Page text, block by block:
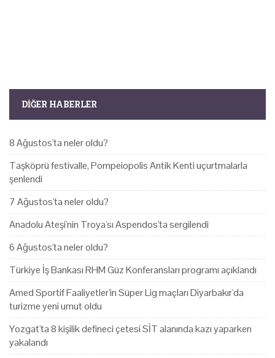
DIĞER HABERLER
8 Ağustos'ta neler oldu?
Taşköprü festivalle, Pompeiopolis Antik Kenti uçurtmalarla
şenlendi
7 Ağustos'ta neler oldu?
Anadolu Ateşi'nin Troya'sı Aspendos'ta sergilendi
6 Ağustos'ta neler oldu?
Türkiye İş Bankası RHM Güz Konferansları programı açıklandı
Amed Sportif Faaliyetler'in Süper Lig maçları Diyarbakır'da
turizme yeni umut oldu
Yozgat'ta 8 kişilik defineci çetesi SİT alanında kazı yaparken
yakalandı